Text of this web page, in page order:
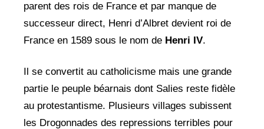
parent des rois de France et par manque de
successeur direct, Henri d’Albret devient roi de
France en 1589 sous le nom de Henri IV.
Il se convertit au catholicisme mais une grande
partie le peuple béarnais dont Salies reste fidèle
au protestantisme. Plusieurs villages subissent
les Drogonnades des repressions terribles pour